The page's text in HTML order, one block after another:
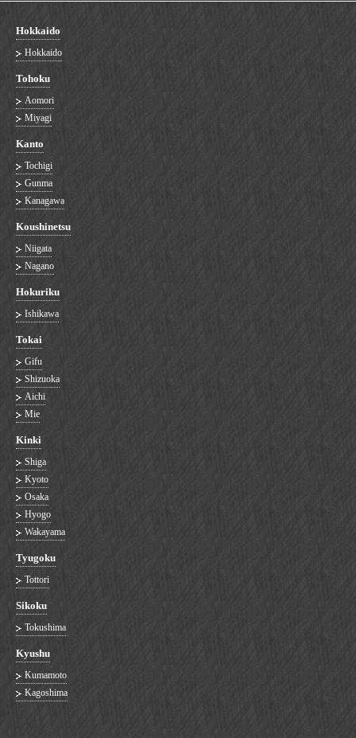
Hokkaido
Hokkaido
Tohoku
Aomori
Miyagi
Kanto
Tochigi
Gunma
Kanagawa
Koushinetsu
Niigata
Nagano
Hokuriku
Ishikawa
Tokai
Gifu
Shizuoka
Aichi
Mie
Kinki
Shiga
Kyoto
Osaka
Hyogo
Wakayama
Tyugoku
Tottori
Sikoku
Tokushima
Kyushu
Kumamoto
Kagoshima